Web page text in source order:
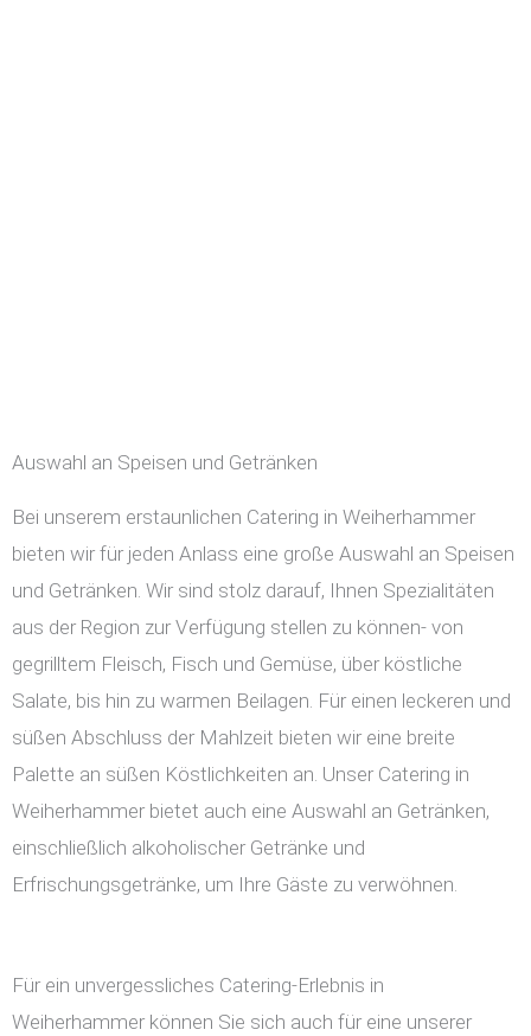
Auswahl an Speisen und Getränken
Bei unserem erstaunlichen Catering in Weiherhammer
bieten wir für jeden Anlass eine große Auswahl an Speisen
und Getränken. Wir sind stolz darauf, Ihnen Spezialitäten
aus der Region zur Verfügung stellen zu können- von
gegrilltem Fleisch, Fisch und Gemüse, über köstliche
Salate, bis hin zu warmen Beilagen. Für einen leckeren und
süßen Abschluss der Mahlzeit bieten wir eine breite
Palette an süßen Köstlichkeiten an. Unser Catering in
Weiherhammer bietet auch eine Auswahl an Getränken,
einschließlich alkoholischer Getränke und
Erfrischungsgetränke, um Ihre Gäste zu verwöhnen.
Für ein unvergessliches Catering-Erlebnis in
Weiherhammer können Sie sich auch für eine unserer